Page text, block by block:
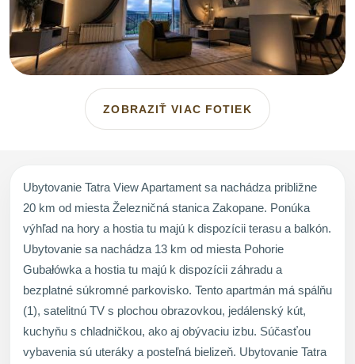
ZOBRAZIŤ VIAC FOTIEK
Ubytovanie Tatra View Apartament sa nachádza približne
20 km od miesta Železničná stanica Zakopane. Ponúka
výhľad na hory a hostia tu majú k dispozícii terasu a balkón.
Ubytovanie sa nachádza 13 km od miesta Pohorie
Gubałówka a hostia tu majú k dispozícii záhradu a
bezplatné súkromné parkovisko. Tento apartmán má spálňu
(1), satelitnú TV s plochou obrazovkou, jedálenský kút,
kuchyňu s chladničkou, ako aj obývaciu izbu. Súčasťou
vybavenia sú uteráky a posteľná bielizeň. Ubytovanie Tatra